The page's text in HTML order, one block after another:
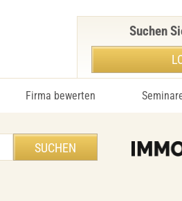
Firma bewerten
Suchen